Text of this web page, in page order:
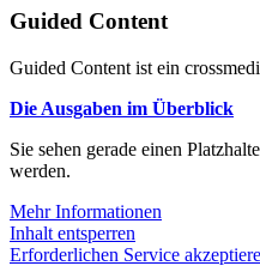
Guided Content
Guided Content ist ein
Die Ausgaben im Überblick
Sie sehen gerade einen
werden.
Mehr Informationen
Inhalt entsperren
Erforderlichen Service